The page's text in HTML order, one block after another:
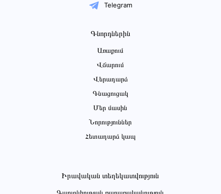
Telegram
Գնորդներին
Առաքում
Վճարում
Վերադարձ
Գնացուցակ
Մեր մասին
Նորություններ
Հետադարձ կապ
Իրավական տեղեկատվություն